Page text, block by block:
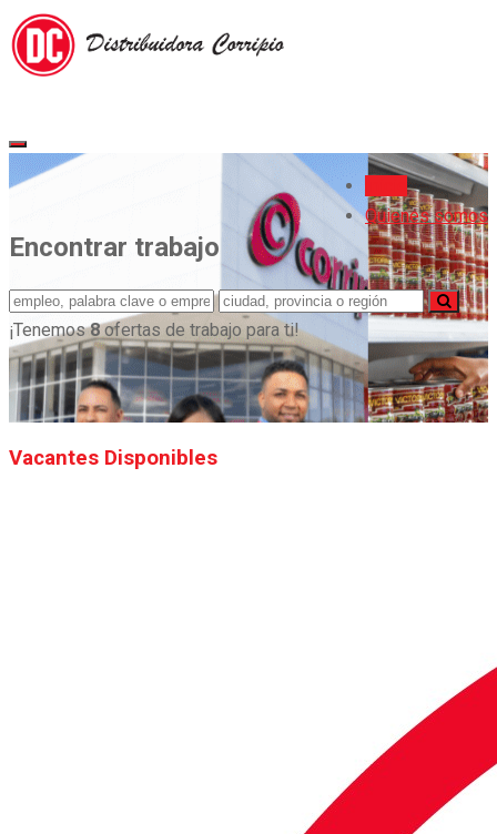
Quienes somos
Encontrar trabajo
¡Tenemos8ofertas de trabajo para ti!
Vacantes Disponibles